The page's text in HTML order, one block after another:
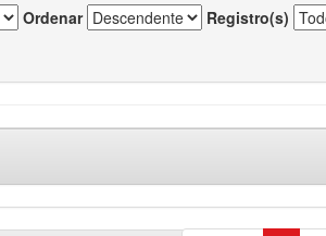
Ordenar Registro(s)